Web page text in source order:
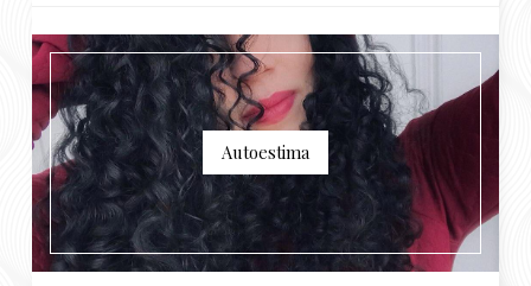
Autoestima